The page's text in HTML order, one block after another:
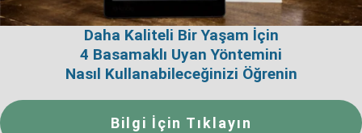
Daha Kaliteli Bir Yaşam İçin
4 Basamaklı Uyan Yöntemini
Nasıl Kullanabileceğinizi Öğrenin
Bilgi İçin Tıklayın